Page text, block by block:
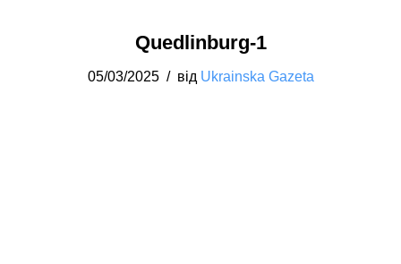
Quedlinburg-1
05/03/2025 від Ukrainska Gazeta